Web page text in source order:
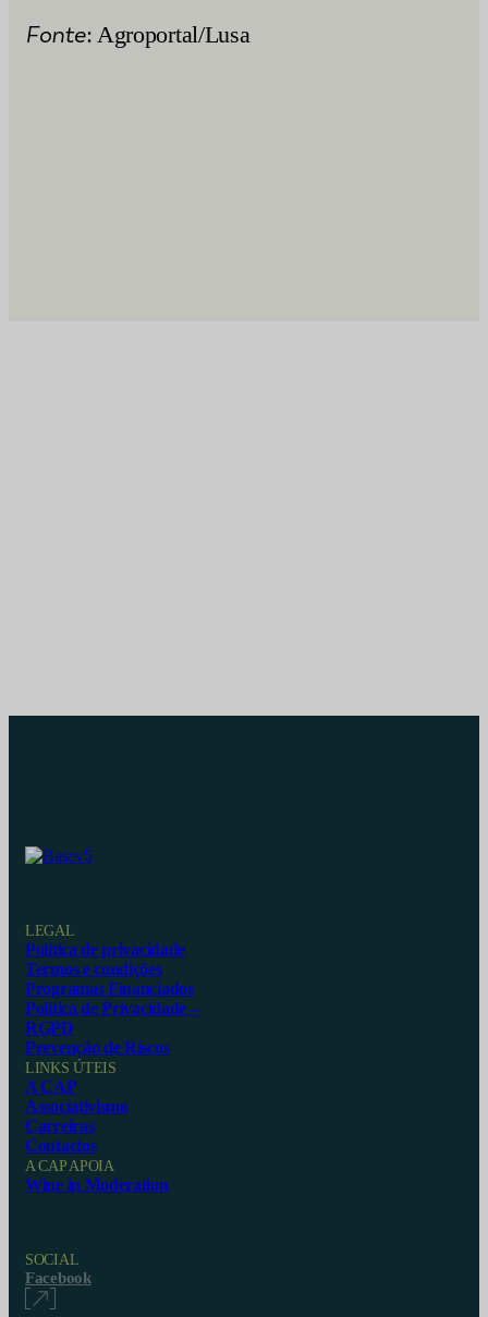
Fonte: Agroportal/Lusa
LEGAL
Política de privacidade
Termos e condições
Programas Financiados
Política de Privacidade –
RGPD
Prevenção de Riscos
LINKS ÚTEIS
A CAP
Associativismo
Carreiras
Contactos
A CAP APOIA
Wine in Moderation
SOCIAL
Facebook